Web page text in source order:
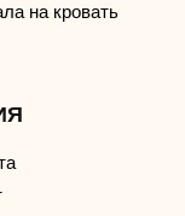
на кровать